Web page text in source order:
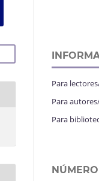
Para
Para
Para